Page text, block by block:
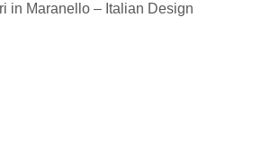
in Maranello – Italian Design